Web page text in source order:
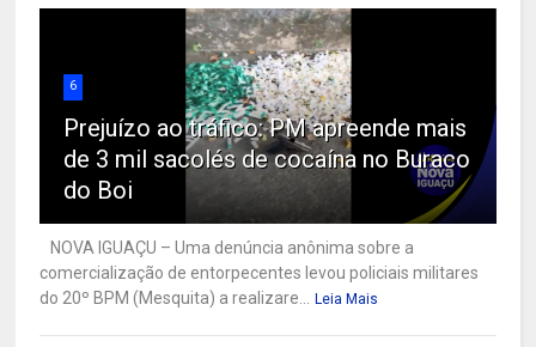
6
Prejuízo ao tráfico: PM apreende mais
de 3 mil sacolés de cocaína no Buraco
do Boi
NOVA IGUAÇU – Uma denúncia anônima sobre a
comercialização de entorpecentes levou policiais militares
do 20º BPM (Mesquita) a realizare... Leia Mais